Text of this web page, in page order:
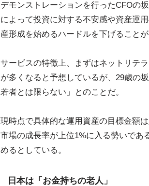
デモンストレーションを行ったCFOの
によって投資に対する不安感や資産運
産形成を始めるハードルを下げることが
サービスの特徴上、まずはネットリテ
が多くなると予想しているが、29歳の
若者とは限らない」とのことだ。
現時点で具体的な運用資産の目標金額
市場の成長率が上位1%に入る勢いであ
めるとしている。
日本は「お金持ちの老人」